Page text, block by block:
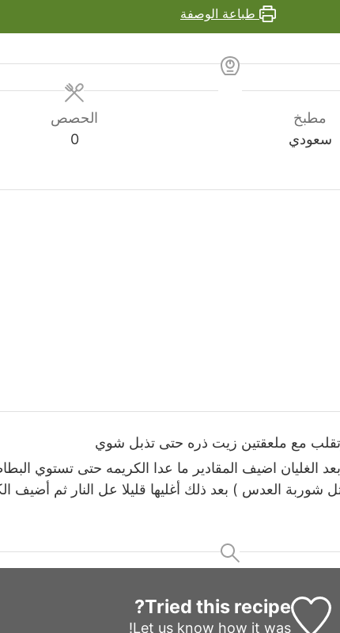
طباعة الوصفة
مطبخ
سعودي
الحصص
0
وتقلب مع ملعقتين زيت ذره حتى تذبل شوي
بعد الغليان اضيف المقادير ما عدا الكريمه حتى تستوي
شوربة العدس ) بعد ذلك أغليها قليلا عل النار ثم أضيف
Tried this recipe?
Let us know how it was!